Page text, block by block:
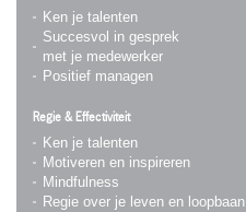
Ken je talenten
Succesvol in gesprek
met je medewerker
Positief managen
Regie & Effectiviteit
Ken je talenten
Motiveren en inspireren
Mindfulness
Regie over je leven en loopbaan